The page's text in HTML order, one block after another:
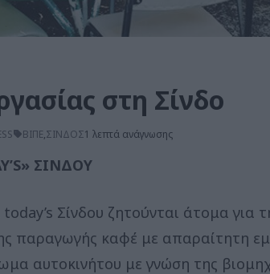
στη Σίνδο
ΒΙΠΕ,ΣΙΝΔΟΣ1 λεπτά ανάγνωσης
ΣΙΝΔΟΥ
Σίνδου ζητούνται άτομα για
παραγωγής καφέ με απαραίτητη
αυτοκινήτου με γνώση της